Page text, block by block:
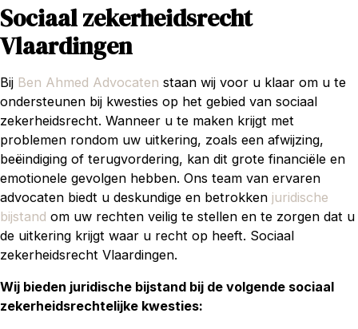
Sociaal zekerheidsrecht
Vlaardingen
Bij Ben Ahmed Advocaten staan wij voor u klaar om u te
ondersteunen bij kwesties op het gebied van sociaal
zekerheidsrecht. Wanneer u te maken krijgt met
problemen rondom uw uitkering, zoals een afwijzing,
beëindiging of terugvordering, kan dit grote financiële en
emotionele gevolgen hebben. Ons team van ervaren
advocaten biedt u deskundige en betrokken juridische
bijstand om uw rechten veilig te stellen en te zorgen dat u
de uitkering krijgt waar u recht op heeft. Sociaal
zekerheidsrecht Vlaardingen.
Wij bieden juridische bijstand bij de volgende sociaal
zekerheidsrechtelijke kwesties: